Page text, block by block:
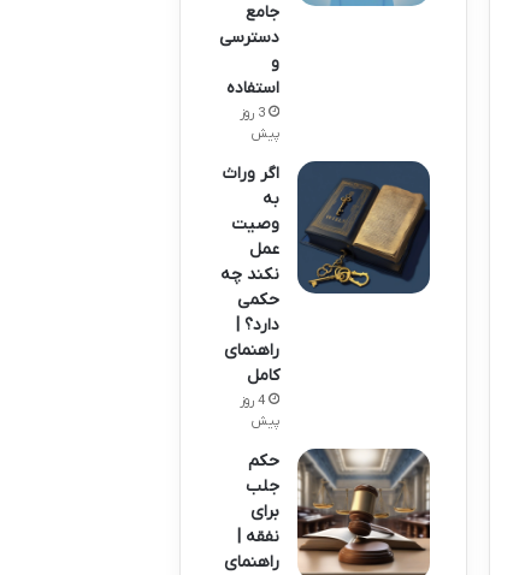
جامع
دسترسی
و
استفاده
3 روز
پیش
اگر وراث
به
وصیت
عمل
نکند چه
حکمی
دارد؟ |
راهنمای
کامل
4 روز
پیش
حکم
جلب
برای
نفقه |
راهنمای